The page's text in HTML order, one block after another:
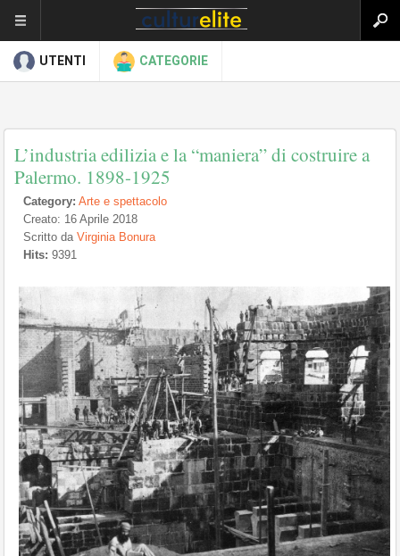
UTENTI CATEGORIE
L’industria edilizia e la “maniera” di costruire a
Palermo. 1898-1925
Category: Arte e spettacolo
Creato: 16 Aprile 2018
Scritto da Virginia Bonura
Hits: 9391